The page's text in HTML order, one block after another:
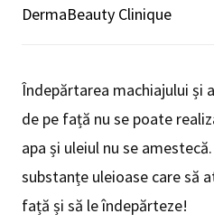
DermaBeauty Clinique
Îndepărtarea machiajului și
de pe față nu se poate
apa și uleiul nu se
substanțe uleioase care să
față și să le îndepărteze!